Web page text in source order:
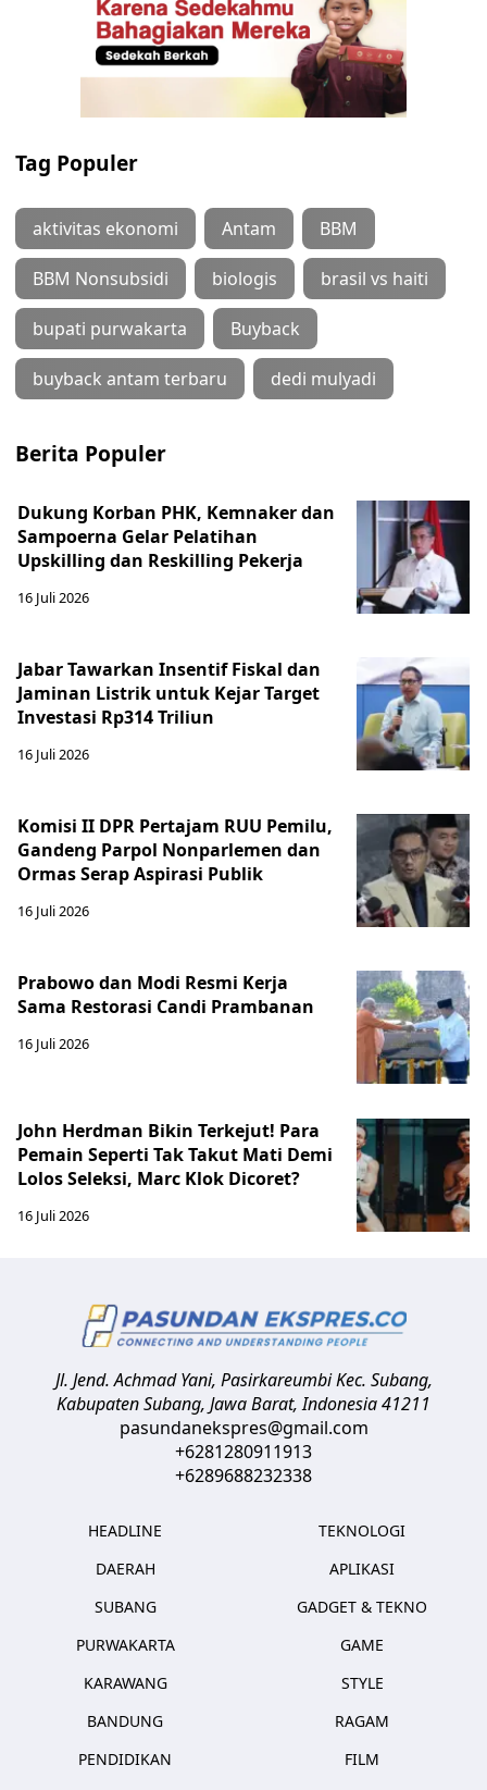
Tag Populer
aktivitas ekonomi Antam BBM
BBM Nonsubsidi biologis brasil vs haiti
bupati purwakarta Buyback
buyback antam terbaru dedi mulyadi
Berita Populer
Dukung Korban PHK, Kemnaker dan
Sampoerna Gelar Pelatihan
Upskilling dan Reskilling Pekerja
16 Juli 2026
Jabar Tawarkan Insentif Fiskal dan
Jaminan Listrik untuk Kejar Target
Investasi Rp314 Triliun
16 Juli 2026
Komisi II DPR Pertajam RUU Pemilu,
Gandeng Parpol Nonparlemen dan
Ormas Serap Aspirasi Publik
16 Juli 2026
Prabowo dan Modi Resmi Kerja
Sama Restorasi Candi Prambanan
16 Juli 2026
John Herdman Bikin Terkejut! Para
Pemain Seperti Tak Takut Mati Demi
Lolos Seleksi, Marc Klok Dicoret?
16 Juli 2026
Jl. Jend. Achmad Yani, Pasirkareumbi Kec. Subang,
Kabupaten Subang, Jawa Barat,Indonesia41211
pasundanekspres@gmail.com
+6281280911913
+6289688232338
HEADLINE
DAERAH
SUBANG
PURWAKARTA
KARAWANG
BANDUNG
PENDIDIKAN
TEKNOLOGI
APLIKASI
GADGET & TEKNO
GAME
STYLE
RAGAM
FILM